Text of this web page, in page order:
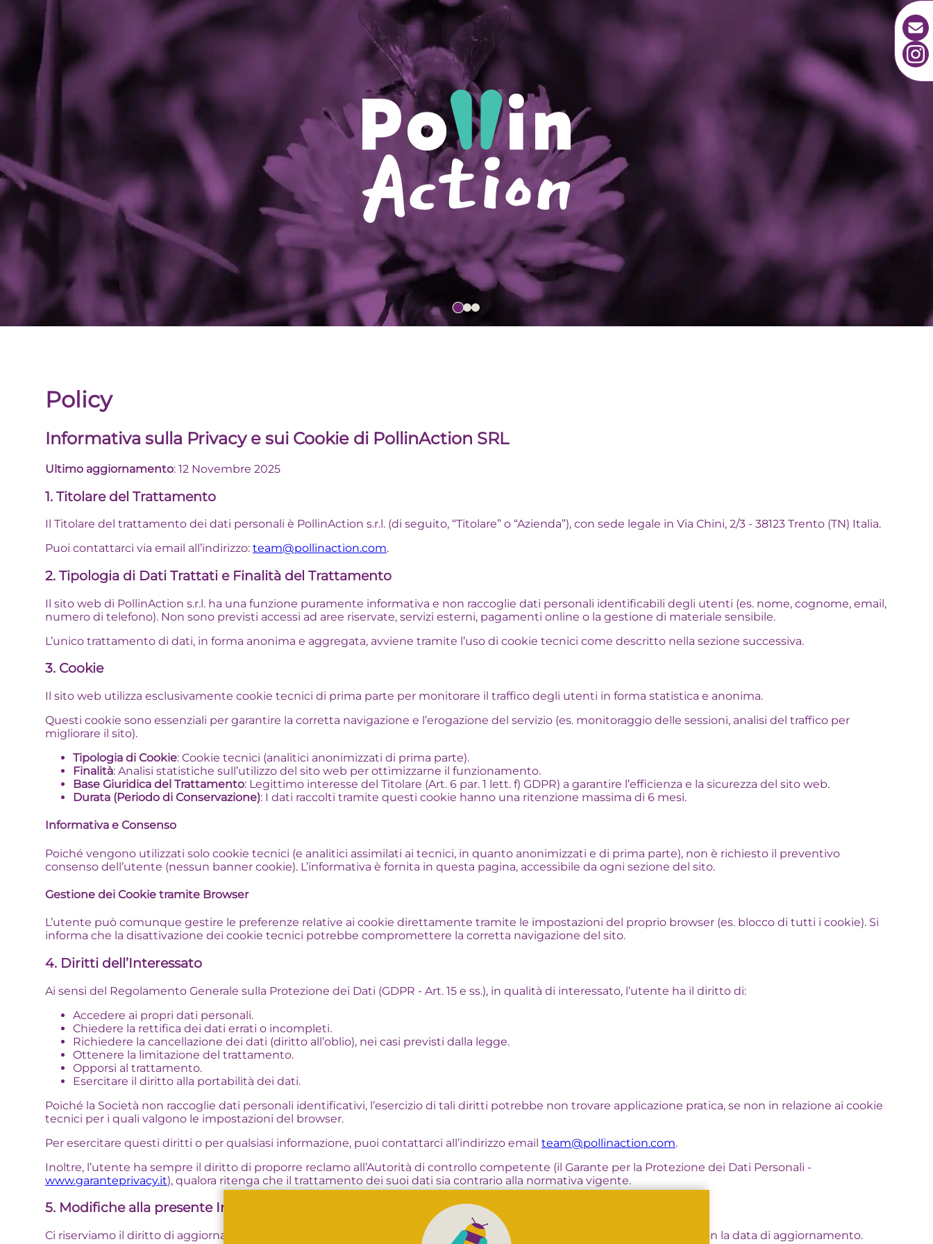
Policy
Informativa sulla Privacy e sui Cookie di PollinAction SRL
Ultimo aggiornamento: 12 Novembre 2025
1. Titolare del Trattamento
Il Titolare del trattamento dei dati personali è PollinAction s.r.l. (di seguito, “Titolare” o “Azienda”), con sede legale in Via Chini, 2/3 - 38123 Trento (TN) Italia.
Puoi contattarci via email all’indirizzo: team@pollinaction.com.
2. Tipologia di Dati Trattati e Finalità del Trattamento
Il sito web di PollinAction s.r.l. ha una funzione puramente informativa e non raccoglie dati personali identificabili degli utenti (es. nome, cognome, email,
numero di telefono). Non sono previsti accessi ad aree riservate, servizi esterni, pagamenti online o la gestione di materiale sensibile.
L’unico trattamento di dati, in forma anonima e aggregata, avviene tramite l’uso di cookie tecnici come descritto nella sezione successiva.
3. Cookie
Il sito web utilizza esclusivamente cookie tecnici di prima parte per monitorare il traffico degli utenti in forma statistica e anonima.
Questi cookie sono essenziali per garantire la corretta navigazione e l’erogazione del servizio (es. monitoraggio delle sessioni, analisi del traffico per
migliorare il sito).
Tipologia di Cookie: Cookie tecnici (analitici anonimizzati di prima parte).
Finalità: Analisi statistiche sull’utilizzo del sito web per ottimizzarne il funzionamento.
Base Giuridica del Trattamento: Legittimo interesse del Titolare (Art. 6 par. 1 lett. f) GDPR) a garantire l’efficienza e la sicurezza del sito web.
Durata (Periodo di Conservazione): I dati raccolti tramite questi cookie hanno una ritenzione massima di 6 mesi.
Informativa e Consenso
Poiché vengono utilizzati solo cookie tecnici (e analitici assimilati ai tecnici, in quanto anonimizzati e di prima parte), non è richiesto il preventivo
consenso dell’utente (nessun banner cookie). L’informativa è fornita in questa pagina, accessibile da ogni sezione del sito.
Gestione dei Cookie tramite Browser
L’utente può comunque gestire le preferenze relative ai cookie direttamente tramite le impostazioni del proprio browser (es. blocco di tutti i cookie). Si
informa che la disattivazione dei cookie tecnici potrebbe compromettere la corretta navigazione del sito.
4. Diritti dell’Interessato
Ai sensi del Regolamento Generale sulla Protezione dei Dati (GDPR - Art. 15 e ss.), in qualità di interessato, l’utente ha il diritto di:
Accedere ai propri dati personali.
Chiedere la rettifica dei dati errati o incompleti.
Richiedere la cancellazione dei dati (diritto all’oblio), nei casi previsti dalla legge.
Ottenere la limitazione del trattamento.
Opporsi al trattamento.
Esercitare il diritto alla portabilità dei dati.
Poiché la Società non raccoglie dati personali identificativi, l’esercizio di tali diritti potrebbe non trovare applicazione pratica, se non in relazione ai cookie
tecnici per i quali valgono le impostazioni del browser.
Per esercitare questi diritti o per qualsiasi informazione, puoi contattarci all’indirizzo email team@pollinaction.com.
Inoltre, l’utente ha sempre il diritto di proporre reclamo all’Autorità di controllo competente (il Garante per la Protezione dei Dati Personali -
www.garanteprivacy.it), qualora ritenga che il trattamento dei suoi dati sia contrario alla normativa vigente.
5. Modifiche alla presente Informativa
Ci riserviamo il diritto di aggiornare la presente informativa. Eventuali modifiche saranno pubblicate su questa pagina con la data di aggiornamento.